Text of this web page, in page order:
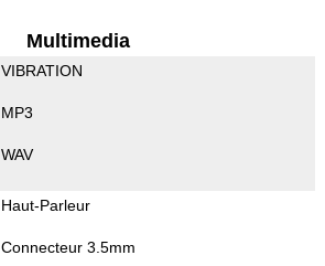
Multimedia
VIBRATION
MP3
WAV
Haut-Parleur
Connecteur 3.5mm